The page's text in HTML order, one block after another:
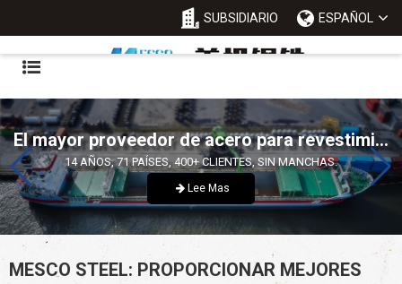
SUBSIDIARIO ESPAÑOL
Sincero,Profesional,Eficiente,Innovador.
Proporcionar más mejores productos y servicios para los clientes.
Lee Mas
MESCO STEEL: PROPORCIONAR MEJORES